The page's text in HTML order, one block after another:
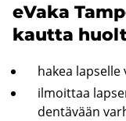
eVaka
kaut­ta
hakea lap­sel­le
il­moit­taa
den­tä­vään